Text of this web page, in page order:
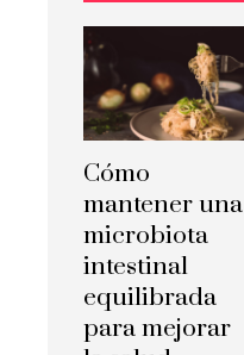
Cómo
mantener una
microbiota
intestinal
equilibrada
para mejorar